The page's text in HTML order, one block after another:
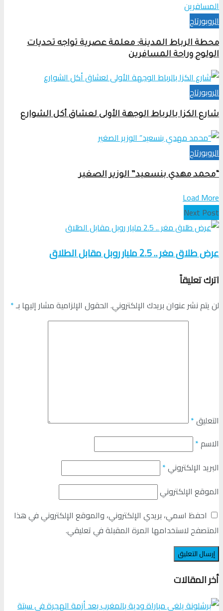
الروبورتاج
محطة الرباط المدينة: معلمة عصرية تواجه تحديات
الولوج وراحة المسافرين
الروبورتاج
شارع الكزا بالرباط الوجهة الأولى لعشاق أكل الشوارع
الروبورتاج
“محمد مهدي بنسعيد” الوزير الصغير
Load More
Next Post
عرض طلاق مغر .. 2.5 مليار روبل مقابل الطلاق
اترك تعليقاً
لن يتم نشر عنوان بريدك الإلكتروني. الحقول الإلزامية مشار إليها بـ*
التعليق*
الاسم*
البريد الإلكتروني*
الموقع الإلكتروني
احفظ اسمي، بريدي الإلكتروني، والموقع الإلكتروني في هذا
المتصفح لاستخدامها المرة المقبلة في تعليقي.
أخر المقالات